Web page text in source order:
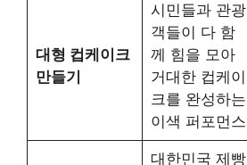
대형 컵케이크
만들기
시민들과 관광
객들이 다 함
께 힘을 모아
거대한 컵케이
크를 완성하는
이색 퍼포먼스
대한민국 제빵